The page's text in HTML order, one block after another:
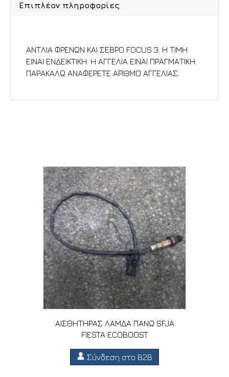
Επιπλέον πληροφορίες
ΑΝΤΛΙΑ ΦΡΕΝΩΝ ΚΑΙ ΣΕΒΡΟ FOCUS 3. Η ΤΙΜΗ
ΕΙΝΑΙ ΕΝΔΕΙΚΤΙΚΗ. Η ΑΓΓΕΛΙΑ ΕΙΝΑΙ ΠΡΑΓΜΑΤΙΚΗ.
ΠΑΡΑΚΑΛΩ ΑΝΑΦΕΡΕΤΕ ΑΡΙΘΜΟ ΑΓΓΕΛΙΑΣ.
ΑΙΣΘΗΤΗΡΑΣ ΛΑΜΔΑ ΠΑΝΩ SFJA
FIESTA ECOBOOST
Σύνδεση στο B2B